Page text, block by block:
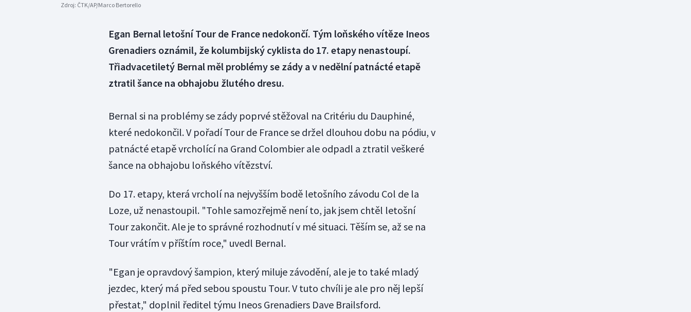
Zdroj: ČTK/AP/Marco Bertorello
Egan Bernal letošní Tour de France nedokončí. Tým loňského vítěze Ineos
Grenadiers oznámil, že kolumbijský cyklista do 17. etapy nenastoupí.
Třiadvacetiletý Bernal měl problémy se zády a v nedělní patnácté etapě
ztratil šance na obhajobu žlutého dresu.
Bernal si na problémy se zády poprvé stěžoval na Critériu du Dauphiné,
které nedokončil. V pořadí Tour de France se držel dlouhou dobu na pódiu, v
patnácté etapě vrcholící na Grand Colombier ale odpadl a ztratil veškeré
šance na obhajobu loňského vítězství.
Do 17. etapy, která vrcholí na nejvyšším bodě letošního závodu Col de la
Loze, už nenastoupil. "Tohle samozřejmě není to, jak jsem chtěl letošní
Tour zakončit. Ale je to správné rozhodnutí v mé situaci. Těším se, až se na
Tour vrátím v příštím roce," uvedl Bernal.
"Egan je opravdový šampion, který miluje závodění, ale je to také mladý
jezdec, který má před sebou spoustu Tour. V tuto chvíli je ale pro něj lepší
přestat," doplnil ředitel týmu Ineos Grenadiers Dave Brailsford.